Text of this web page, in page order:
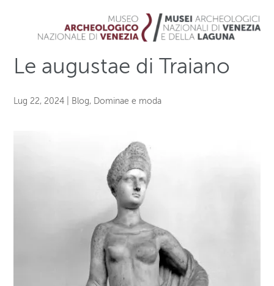
Le augustae di Traiano
Lug 22, 2024 Blog, Dominae e moda